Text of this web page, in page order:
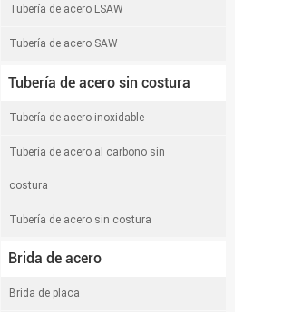
Tubería de acero LSAW
Tubería de acero SAW
Tubería de acero sin costura
Tubería de acero inoxidable
Tubería de acero al carbono sin
costura
Tubería de acero sin costura
Brida de acero
Brida de placa